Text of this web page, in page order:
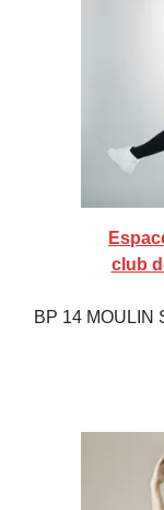
club
BP 14 MOULIN